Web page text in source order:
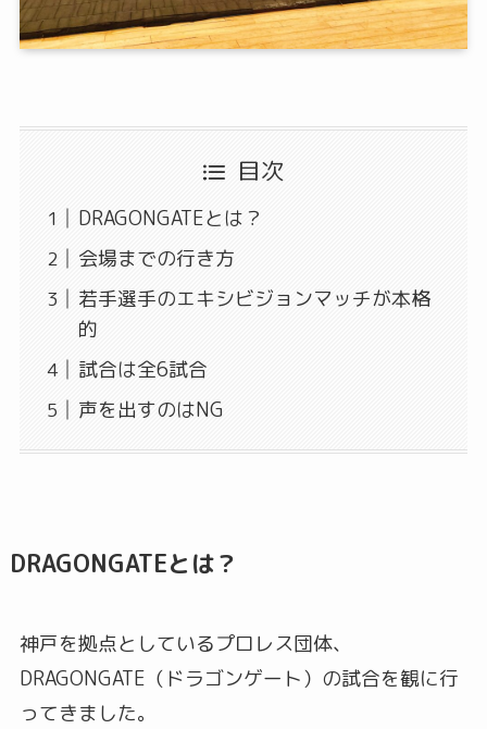
目次
DRAGONGATEとは？
会場までの行き方
若手選手のエキシビジョンマッチが本格
的
試合は全6試合
声を出すのはNG
DRAGONGATEとは？
神戸を拠点としているプロレス団体、
DRAGONGATE（ドラゴンゲート）の試合を観に行
ってきました。